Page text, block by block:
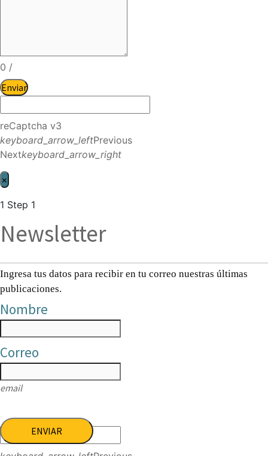
0 /
Enviar
reCaptcha v3
keyboard_arrow_leftPrevious
Nextkeyboard_arrow_right
×
1 Step 1
Newsletter
Ingresa tus datos para recibir en tu correo nuestras últimas
publicaciones.
Nombre
Correo
email
ENVIAR